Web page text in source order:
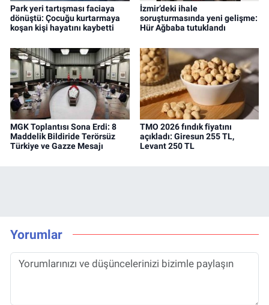
Park yeri tartışması faciaya
dönüştü: Çocuğu kurtarmaya
koşan kişi hayatını kaybetti
İzmir’deki ihale
soruşturmasında yeni gelişme:
Hür Ağbaba tutuklandı
MGK Toplantısı Sona Erdi: 8
Maddelik Bildiride Terörsüz
Türkiye ve Gazze Mesajı
TMO 2026 fındık fiyatını
açıkladı: Giresun 255 TL,
Levant 250 TL
Yorumlar